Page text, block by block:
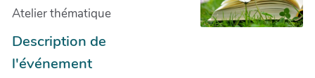
Atelier thématique
Description de
l'événement